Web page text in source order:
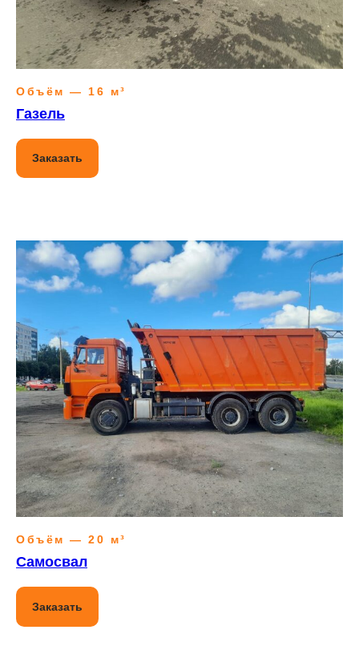
Объём — 16 м³
Газель
Заказать
Объём — 20 м³
Самосвал
Заказать